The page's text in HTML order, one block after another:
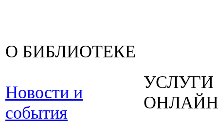
О БИБЛИОТЕКЕ
Новости и
события
УСЛУГИ
ОНЛАЙН